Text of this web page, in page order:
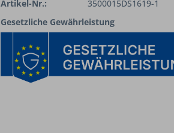
Artikel-Nr.:
3500015DS1619-1
Gesetzliche Gewährleistung